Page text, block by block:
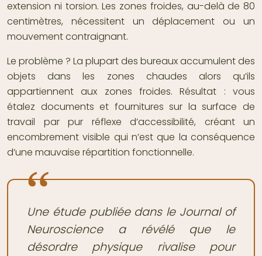
extension ni torsion. Les zones froides, au-delà de 80
centimètres, nécessitent un déplacement ou un
mouvement contraignant.
Le problème ? La plupart des bureaux accumulent des
objets dans les zones chaudes alors qu’ils
appartiennent aux zones froides. Résultat : vous
étalez documents et fournitures sur la surface de
travail par pur réflexe d’accessibilité, créant un
encombrement visible qui n’est que la conséquence
d’une mauvaise répartition fonctionnelle.
Une étude publiée dans le Journal of
Neuroscience a révélé que le
désordre physique rivalise pour